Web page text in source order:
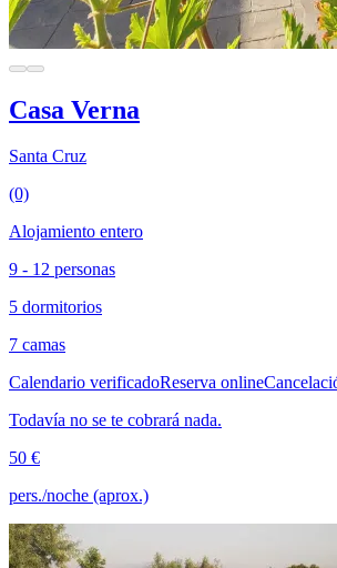
Casa Verna
Santa Cruz
(0)
Alojamiento entero
9 - 12 personas
5 dormitorios
7 camas
Calendario verificadoReserva online
Todavía no se te cobrará nada.
50 €
pers./noche (aprox.)